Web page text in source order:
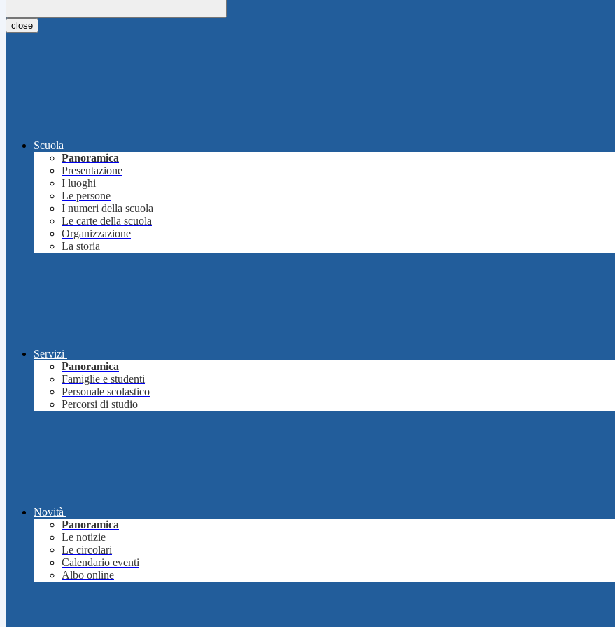
close
Scuola
Panoramica
Presentazione
I luoghi
Le persone
I numeri della scuola
Le carte della scuola
Organizzazione
La storia
Servizi
Panoramica
Famiglie e studenti
Personale scolastico
Percorsi di studio
Novità
Panoramica
Le notizie
Le circolari
Calendario eventi
Albo online